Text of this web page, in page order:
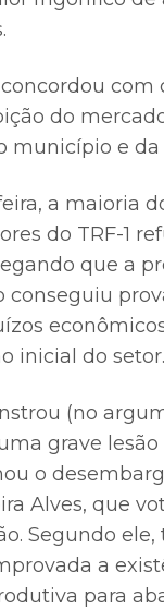
com
do
município e da
a maioria
do TRF-1
que a
conseguiu
inicial do setor.
(no
grave
o
Alves, que
Segundo
a
para